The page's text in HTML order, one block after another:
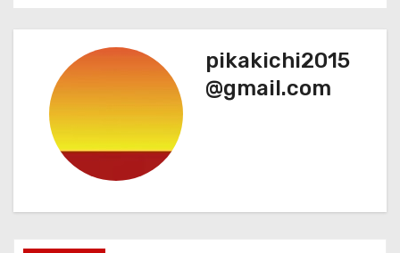
ゲ
シ
ョ
pikakichi2015
@gmail.com